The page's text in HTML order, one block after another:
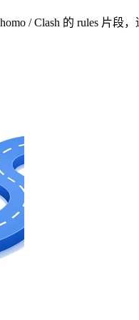
/ Clash 的 rules 片段